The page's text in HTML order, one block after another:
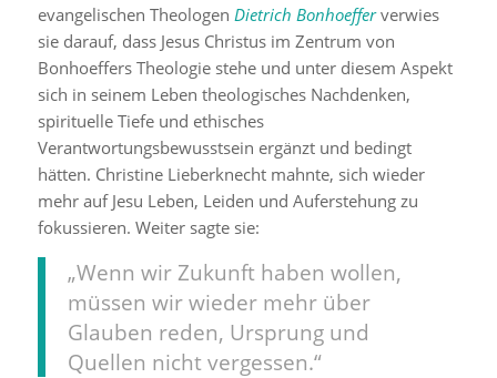
evangelischen Theologen Dietrich Bonhoefferverwies
sie darauf, dass Jesus Christus im Zentrum von
Bonhoeffers Theologie stehe und unter diesem Aspekt
sich in seinem Leben theologisches Nachdenken,
spirituelle Tiefe und ethisches
Verantwortungsbewusstsein ergänzt und bedingt
hätten. Christine Lieberknecht mahnte, sich wieder
mehr auf Jesu Leben, Leiden und Auferstehung zu
fokussieren. Weiter sagte sie:
„Wenn wir Zukunft haben wollen,
müssen wir wieder mehr über
Glauben reden, Ursprung und
Quellen nicht vergessen.“